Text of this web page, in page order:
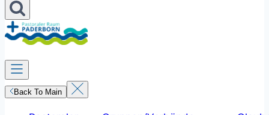
Back To Main